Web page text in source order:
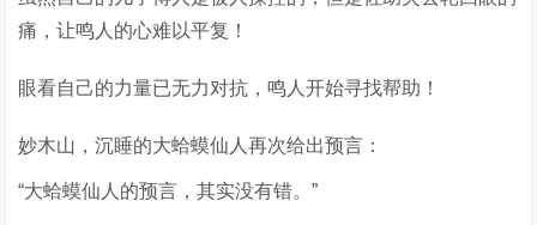
痛，让鸣人的心难以平复！
眼看自己的力量已无力对抗，鸣人开始寻找帮助！
妙木山，沉睡的大蛤蟆仙人再次给出预言：
“大蛤蟆仙人的预言，其实没有错。”